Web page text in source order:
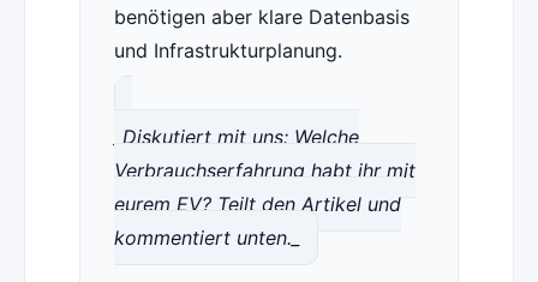
benötigen aber klare Datenbasis
und Infrastrukturplanung.
_Diskutiert mit uns: Welche
Verbrauchserfahrung habt ihr mit
eurem EV? Teilt den Artikel und
kommentiert unten._